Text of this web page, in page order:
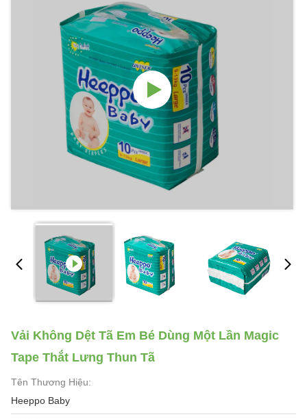
Vải Không Dệt Tã Em Bé Dùng Một Lần Magic
Tape Thắt Lưng Thun Tã
Tên Thương Hiệu:
Heeppo Baby